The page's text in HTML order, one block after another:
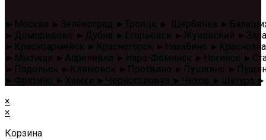
►Москва ►Зеленоград ►Троицк ► Щербинка
►Домодедово ►Дубна ►Егорьевск ►Жуковский
►Красноармейск ►Красногорск ►Нахабино
►Мытищи ►Апрелевка ►Наро-Фоминск ►Ногинск
►Подольск ►Климовск ►Протвино ►Пушкино
►Фрязино ►Химки ►Черноголовка ►Чехов ►Шатура
×
×
Корзина